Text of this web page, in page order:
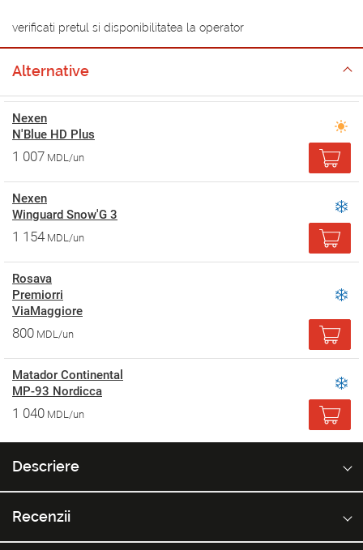
verificati pretul si disponibilitatea la operator
Alternative
Nexen
N'Blue HD Plus
1 007 MDL/un
Nexen
Winguard Snow'G 3
1 154 MDL/un
Rosava
Premiorri
ViaMaggiore
800 MDL/un
Matador Continental
MP-93 Nordicca
1 040 MDL/un
Descriere
Recenzii